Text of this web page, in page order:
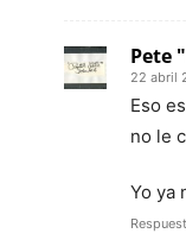
Pete
22 abril
Eso
no le
Yo ya